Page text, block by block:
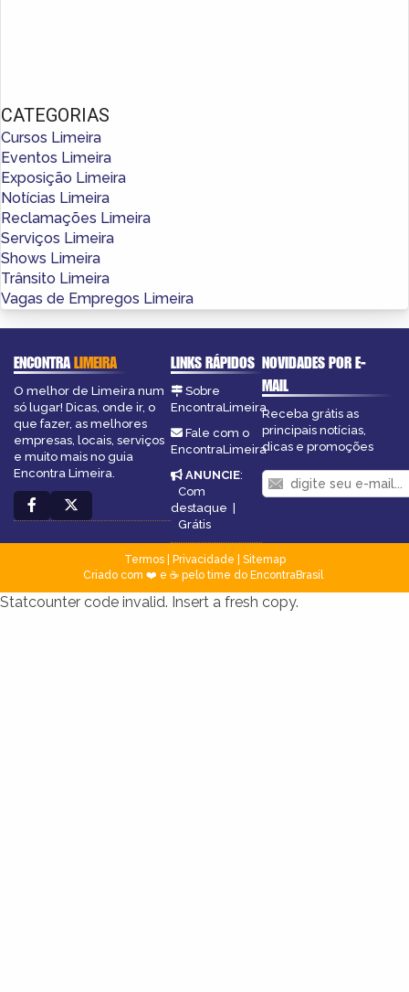
CATEGORIAS
Cursos Limeira
Eventos Limeira
Exposição Limeira
Notícias Limeira
Reclamações Limeira
Serviços Limeira
Shows Limeira
Trânsito Limeira
Vagas de Empregos Limeira
ENCONTRALIMEIRA
O melhor de Limeira num
só lugar! Dicas, onde ir, o
que fazer, as melhores
empresas, locais, serviços
e muito mais no guia
Encontra Limeira.
LINKS RÁPIDOS
Sobre
EncontraLimeira
Fale com o
EncontraLimeira
ANUNCIE:
Com
destaque
Grátis
NOVIDADES POR E-
MAIL
Receba grátis as
principais notícias,
dicas e promoções
Termos| Privacidade
Sitemap
Criado com ❤️ e ☕ pelo time do EncontraBrasil
Statcounter code invalid. Insert a fresh copy.